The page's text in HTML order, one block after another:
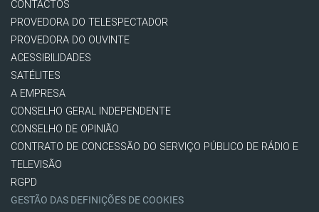
CONTACTOS
PROVEDORA DO TELESPECTADOR
PROVEDORA DO OUVINTE
ACESSIBILIDADES
SATÉLITES
A EMPRESA
CONSELHO GERAL INDEPENDENTE
CONSELHO DE OPINIÃO
CONTRATO DE CONCESSÃO DO SERVIÇO PÚBLICO DE RÁDIO E
TELEVISÃO
RGPD
GESTÃO DAS DEFINIÇÕES DE COOKIES